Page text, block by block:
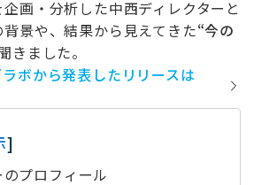
画・分析した中西ディレクターと
景や、結果から見えてきた“今の
きました。
ボから発表したリリースは
]
プロフィール